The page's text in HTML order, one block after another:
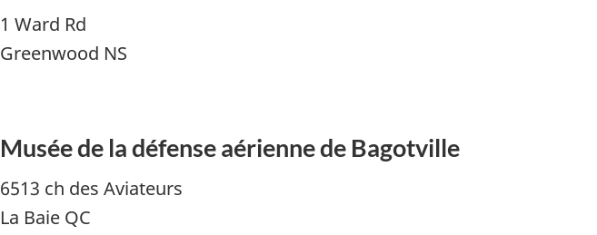
1 Ward Rd
Greenwood NS
Musée de la défense aérienne de Bagotville
6513 ch des Aviateurs
La Baie QC